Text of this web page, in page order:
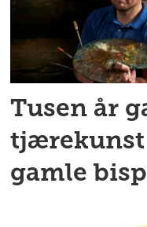
Tusen år
tjærekunst
gamle